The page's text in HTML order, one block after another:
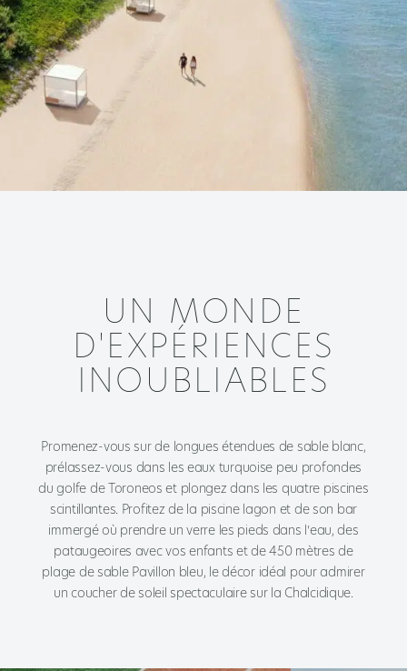
UN MONDE
D'EXPÉRIENCES
INOUBLIABLES
Promenez-vous sur de longues étendues de sable blanc,
prélassez-vous dans les eaux turquoise peu profondes
du golfe de Toroneos et plongez dans les quatre piscines
scintillantes. Profitez de la piscine lagon et de son bar
immergé où prendre un verre les pieds dans l’eau, des
pataugeoires avec vos enfants et de 450 mètres de
plage de sable Pavillon bleu, le décor idéal pour admirer
un coucher de soleil spectaculaire sur la Chalcidique.